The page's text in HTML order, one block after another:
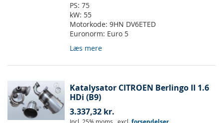
PS: 75
kW: 55
Motorkode: 9HN DV6ETED
Euronorm: Euro 5
Læs mere
Katalysator CITROEN Berlingo II 1.6
HDi (B9)
3.337,32 kr.